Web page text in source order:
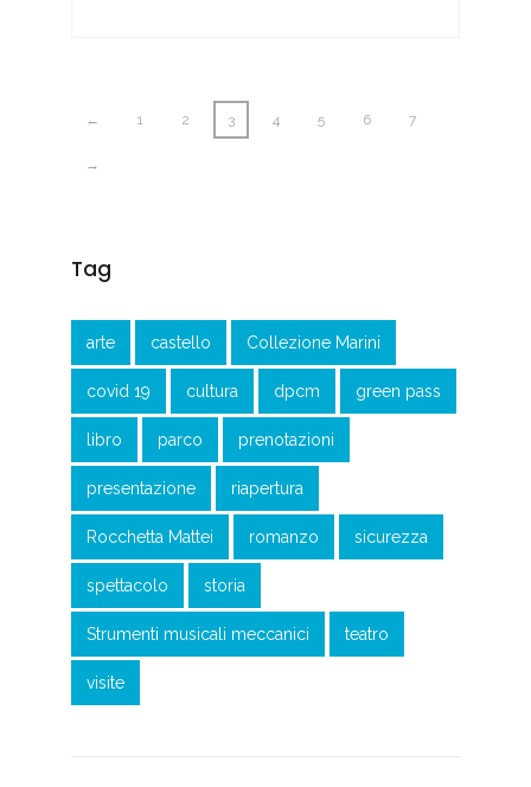
← 1 2 3 4 5 6 7
→
Tag
arte castello Collezione Marini
covid 19 cultura dpcm green pass
libro parco prenotazioni
presentazione riapertura
Rocchetta Mattei romanzo sicurezza
spettacolo storia
Strumenti musicali meccanici teatro
visite